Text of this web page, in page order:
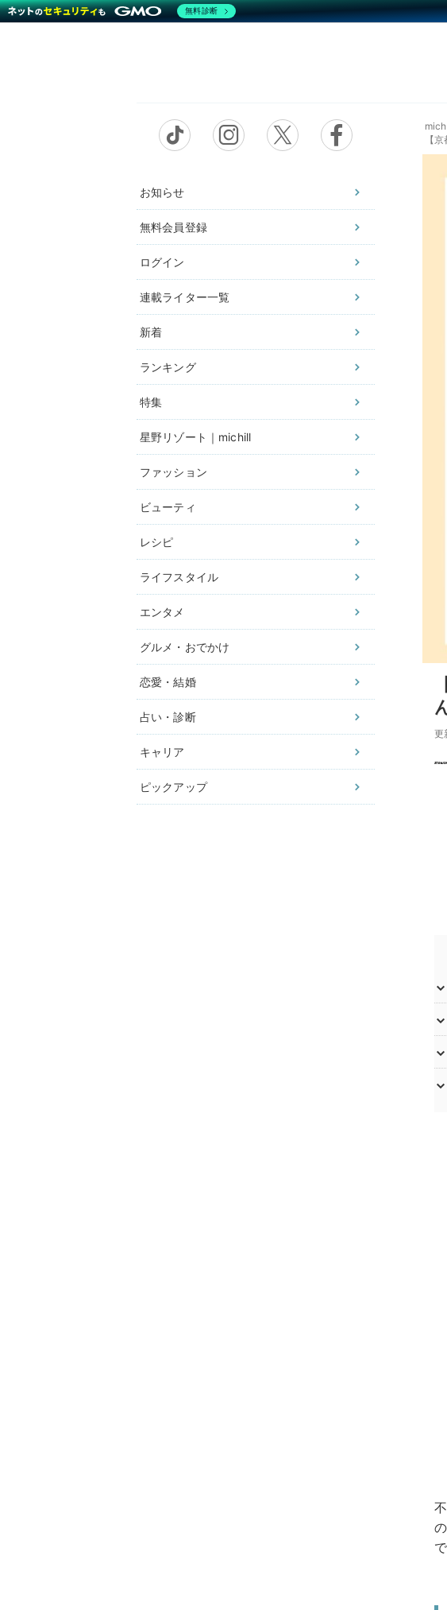
お知らせ
無料会員登録
ログイン
連載ライター一覧
新着
ランキング
特集
星野リゾート｜michill
ファッション
ビューティ
レシピ
ライフスタイル
エンタメ
グルメ・おでかけ
恋愛・結婚
占い・診断
キャリア
ピックアップ
【
更
無料診断